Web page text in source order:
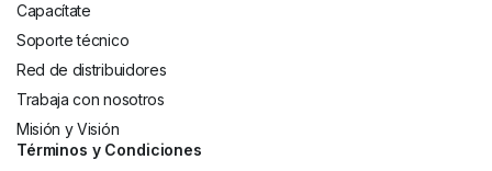
Capacítate
Soporte técnico
Red de distribuidores
Trabaja con nosotros
Misión y Visión
Términos y Condiciones